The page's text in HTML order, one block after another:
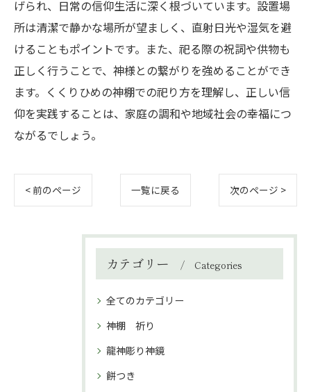
げられ、日常の信仰生活に深く根づいています。設置場
所は清潔で静かな場所が望ましく、直射日光や湿気を避
けることもポイントです。また、祀る際の祝詞や供物も
正しく行うことで、神様との繋がりを強めることができ
ます。くくりひめの神棚での祀り方を理解し、正しい信
仰を実践することは、家庭の調和や地域社会の幸福につ
ながるでしょう。
< 前のページ 一覧に戻る 次のページ >
カテゴリー Categories
全てのカテゴリー
神棚 祈り
龍神彫り神鏡
餅つき